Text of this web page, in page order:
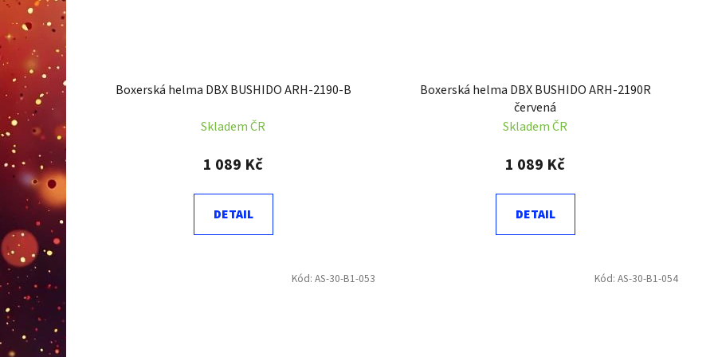
Boxerská helma DBX BUSHIDO ARH-2190-B
Skladem ČR
1 089 Kč
DETAIL
Boxerská helma DBX BUSHIDO ARH-2190R
červená
Skladem ČR
1 089 Kč
DETAIL
Kód:AS-30-B1-053 Kód: AS-30-B1-054